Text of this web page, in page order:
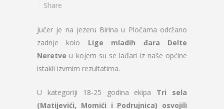
Share
Jučer je na jezeru Birina u Pločama održano
zadnje kolo Lige mladih đara Delte
Neretve u kojem su se lađari iz naše općine
istakli izvrnim rezultatima.
U kategoriji 18-25 godina ekipa Tri sela
(Matijevići, Momići i Podrujnica) osvojili